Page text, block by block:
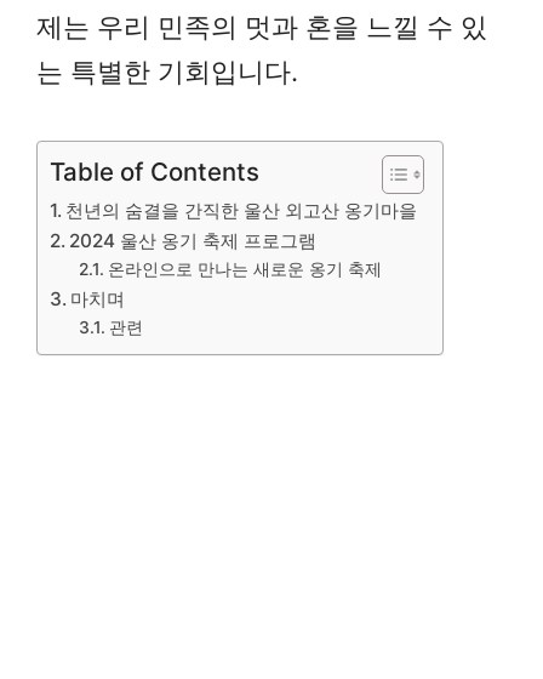
제는 우리 민족의 멋과 혼을 느낄 수 있
는 특별한 기회입니다.
Table of Contents
천년의 숨결을 간직한 울산 외고산 옹기마을
2024 울산 옹기 축제 프로그램
온라인으로 만나는 새로운 옹기 축제
마치며
관련